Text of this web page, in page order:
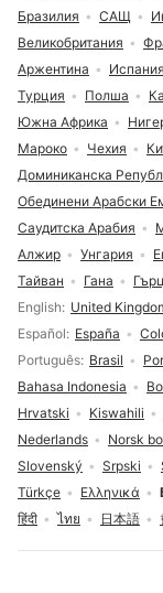
Избор на език
English United
Español
España
Português Brasil
Bahasa Indonesia
Hrvatski
Kiswahili
Nederlands
Norsk
Slovenský
Srpski
Türkçe
Ελληνικά
हिंदी
ไทย 日本語
Бразилия САЩ
Великобритания
Аржентина
Испания
Турция
Полша
Южна Африка
Мароко
Чехия
Доминиканска
Обединени Арабски
Саудитска Арабия
Алжир
Унгария
Тайван
Гана